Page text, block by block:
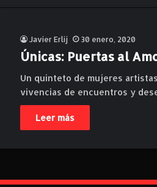
Javier Erlij 30 enero, 2020
Únicas: Puertas al
Un quinteto de mujeres
vivencias de encuentros y
Leer más